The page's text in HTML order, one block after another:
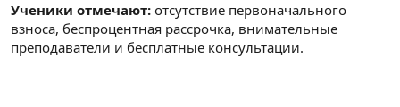
Ученики отмечают: отсутствие первоначального
взноса, беспроцентная рассрочка, внимательные
преподаватели и бесплатные консультации.